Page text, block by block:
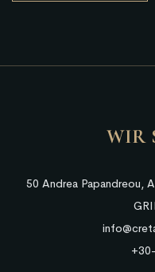
WIR
50 Andrea Papandreou,